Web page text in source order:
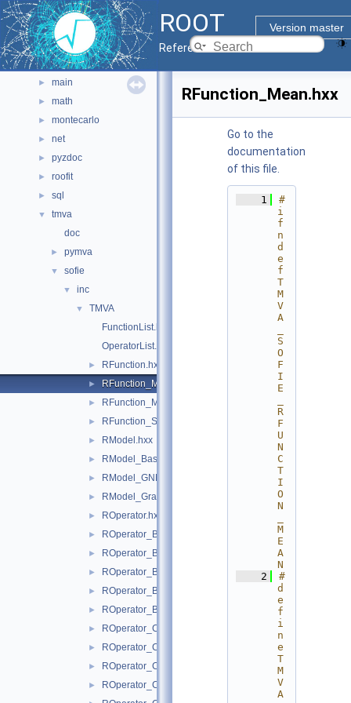
ROOT
Version master
Reference Guide
► graf3d
► gui
► hist
► io
► main
► math
► montecarlo
► net
► pyzdoc
► roofit
► sql
▼
tmva
doc
► pymva
▼ sofie
▼ inc
▼
TMVA
FunctionList.hxx
OperatorList.hxx
► RFunction.hxx
► RFunction_Mean.hxx
► RFunction_MLP.hxx
► RFunction_Sum.hxx
► RModel.hxx
► RModel_Base.hxx
► RModel_GNN.hxx
► RModel_GraphIndependent.hxx
► ROperator.hxx
► ROperator_Basic_Is.hxx
► ROperator_BasicBinary.hxx
► ROperator_BasicNary.hxx
► ROperator_BasicUnary.hxx
► ROperator_BatchNormalization.hxx
► ROperator_Cast.hxx
► ROperator_Clip.hxx
► ROperator_Comparision.hxx
► ROperator_Concat.hxx
RFunction_Mean.hxx
Go to the
documentation
of this file.
    1
#
i
f
n
d
e
f
T
M
V
A
S
O
F
I
E
R
F
U
N
C
T
I
O
N
M
E
A
N
    2
#
d
e
f
i
n
e
T
M
V
A